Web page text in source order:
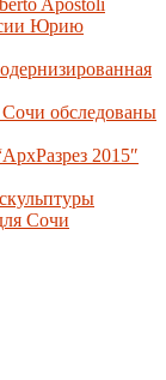
Apostoli
Юрию
Сочи обследованы
2015″
Сочи